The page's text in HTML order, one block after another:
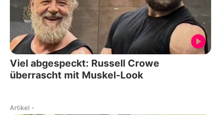
Viel abgespeckt: Russell Crowe
überrascht mit Muskel-Look
Artikel -